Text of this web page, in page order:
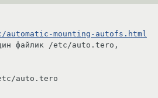
mounting-autofs.html
файлик /etc/auto.tero,
auto.tero